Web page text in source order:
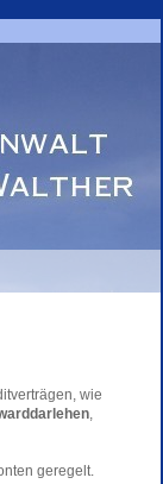
wie
,
geregelt.